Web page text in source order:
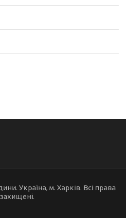
Україна, м. Харків. Всі права
захищені.